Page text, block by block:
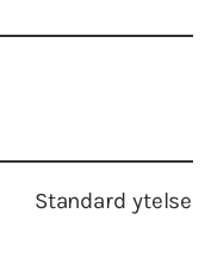
Standard ytelse